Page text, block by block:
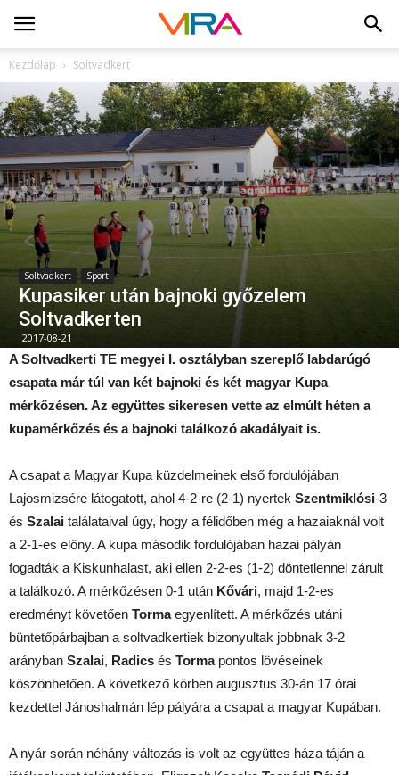
Kezdőlap Soltvadkert
Soltvadkert Sport
Kupasiker után bajnoki győzelem
Soltvadkerten
2017-08-21
A Soltvadkerti TE megyei I. osztályban szereplő labdarúgó
csapata már túl van két bajnoki és két magyar Kupa
mérkőzésen. Az együttes sikeresen vette az elmúlt héten a
kupamérkőzés és a bajnoki találkozó akadályait is.
A csapat a Magyar Kupa küzdelmeinek első fordulójában
Lajosmizsére látogatott, ahol 4-2-re (2-1) nyertek Szentmiklósi-3
és Szalai találataival úgy, hogy a félidőben még a hazaiaknál volt
a 2-1-es előny. A kupa második fordulójában hazai pályán
fogadták a Kiskunhalast, aki ellen 2-2-es (1-2) döntetlennel zárult
a találkozó. A mérkőzésen 0-1 után Kővári, majd 1-2-es
eredményt követően Tormaegyenlített. A mérkőzés utáni
büntetőpárbajban a soltvadkertiek bizonyultak jobbnak 3-2
arányban Szalai, Radics és Tormapontos lövéseinek
köszönhetően. A következő körben augusztus 30-án 17 órai
kezdettel Jánoshalmán lép pályára a csapat a magyar Kupában.
A nyár során néhány változás is volt az együttes háza táján a